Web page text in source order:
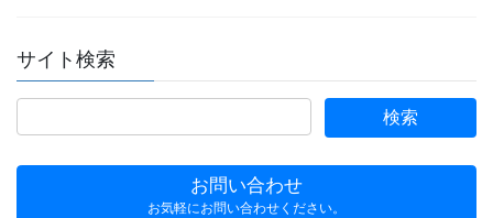
サイト検索
お問い合わせ
お気軽にお問い合わせください。